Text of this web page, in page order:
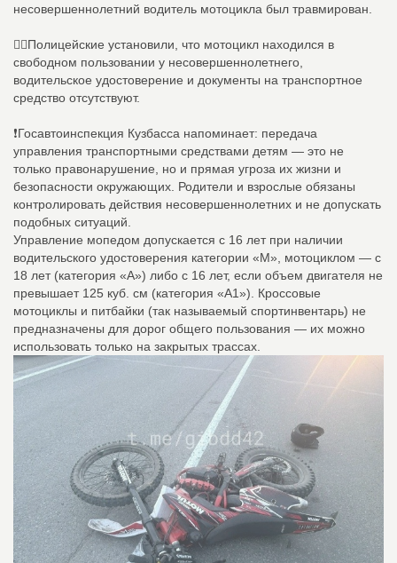
несовершеннолетний водитель мотоцикла был травмирован.
👮‍♂Полицейские установили, что мотоцикл находился в
свободном пользовании у несовершеннолетнего,
водительское удостоверение и документы на транспортное
средство отсутствуют.
❗️Госавтоинспекция Кузбасса напоминает: передача
управления транспортными средствами детям — это не
только правонарушение, но и прямая угроза их жизни и
безопасности окружающих. Родители и взрослые обязаны
контролировать действия несовершеннолетних и не допускать
подобных ситуаций.
Управление мопедом допускается с 16 лет при наличии
водительского удостоверения категории «М», мотоциклом — с
18 лет (категория «А») либо с 16 лет, если объем двигателя не
превышает 125 куб. см (категория «А1»). Кроссовые
мотоциклы и питбайки (так называемый спортинвентарь) не
предназначены для дорог общего пользования — их можно
использовать только на закрытых трассах.